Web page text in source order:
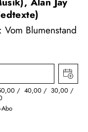
Vom Blumenstand
40,00 30,00
Abo